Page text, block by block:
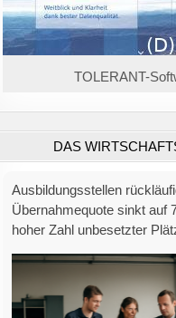
TOLERANT-
DAS
Zahl der Insolvenzen in
hoch: Juli verzeichnet 1.689
Vorkrisenniveau.